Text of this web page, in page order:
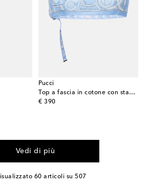
Pucci
Top a fascia in cotone con stampa
€ 390
original price
Vedi di più
60 articoli su 507